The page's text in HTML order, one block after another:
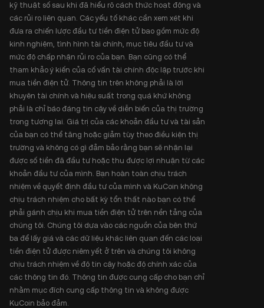
kỹ thuật số sau khi đã hiểu rõ cách thức hoạt động và
các rủi ro liên quan. Các yếu tố khác cần xem xét khi
đưa ra chiến lược đầu tư tiền điện tử bao gồm mức độ
kinh nghiệm, tình hình tài chính, mục tiêu đầu tư và
mức độ chấp nhận rủi ro của bạn. Bạn cũng có thể
tham khảo ý kiến của cố vấn tài chính độc lập trước khi
mua tiền điện tử. Thông tin trên không phải là lời
khuyên tài chính và hiệu suất trong quá khứ không
phải là chỉ báo đáng tin cậy về diễn biến của thị trường
trong tương lai. Giá trị của các khoản đầu tư và tài sản
của bạn có thể tăng hoặc giảm tùy theo điều kiện thị
trường và không có gì đảm bảo rằng bạn sẽ nhận lại
được số tiền đã đầu tư hoặc thu được lợi nhuận từ các
khoản đầu tư của mình. Bạn hoàn toàn chịu trách
nhiệm về quyết định đầu tư của mình và KuCoin không
chịu trách nhiệm cho bất kỳ tổn thất nào bạn có thể
phải gánh chịu khi mua tiền điện tử trên nền tảng của
chúng tôi. Chúng tôi dựa vào các nguồn của bên thứ
ba để lấy giá và các dữ liệu khác liên quan đến các loại
tiền điện tử được niêm yết ở trên và chúng tôi không
chịu trách nhiệm về độ tin cậy hoặc độ chính xác của
các thông tin đó. Thông tin được cung cấp cho bạn chỉ
nhằm mục đích cung cấp thông tin và không được
KuCoin bảo đảm.